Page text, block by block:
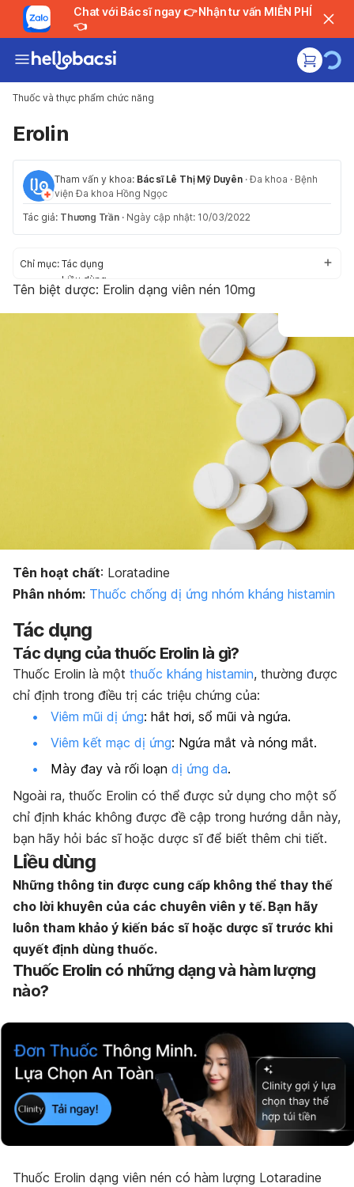
Chat với Bác sĩ ngay 👉 Nhận tư vấn MIỄN PHÍ
👈
Thuốc và thực phẩm chức năng
Erolin
Tham vấn y khoa: Bác sĩ Lê Thị Mỹ Duyên ·Đa khoa · Bệnh
viện Đa khoa Hồng Ngọc
Tác giả: Thương Trần · Ngày cập nhật: 10/03/2022
Chỉ mục: Tác dụng
Liều dùng
Cách dùng
Tác dụng phụ
Tên biệt dược: Erolin dạng viên nén 10mg
Tên hoạt chất: Loratadine
Phân nhóm: Thuốc chống dị ứng nhóm kháng histamin
Tác dụng
Tác dụng của thuốc Erolin là gì?
Thuốc Erolin là một thuốc kháng histamin, thường được
chỉ định trong điều trị các triệu chứng của:
Viêm mũi dị ứng: hắt hơi, sổ mũi và ngứa.
Viêm kết mạc dị ứng: Ngứa mắt và nóng mắt.
Mày đay và rối loạn dị ứng da.
Ngoài ra, thuốc Erolin có thể được sử dụng cho một số
chỉ định khác không được đề cập trong hướng dẫn này,
bạn hãy hỏi bác sĩ hoặc dược sĩ để biết thêm chi tiết.
Liều dùng
Những thông tin được cung cấp không thể thay thế
cho lời khuyên của các chuyên viên y tế. Bạn hãy
luôn tham khảo ý kiến bác sĩ hoặc dược sĩ trước khi
quyết định dùng thuốc.
Thuốc Erolin có những dạng và hàm lượng
nào?
Thuốc Erolin dạng viên nén có hàm lượng Lotaradine